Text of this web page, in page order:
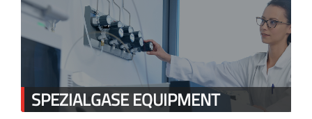
SPEZIALGASE EQUIPMENT